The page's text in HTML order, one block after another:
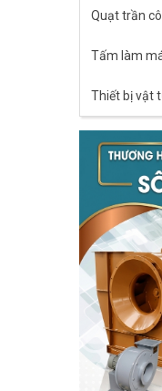
Quạt trần
Tấm làm
Thiết bị vật